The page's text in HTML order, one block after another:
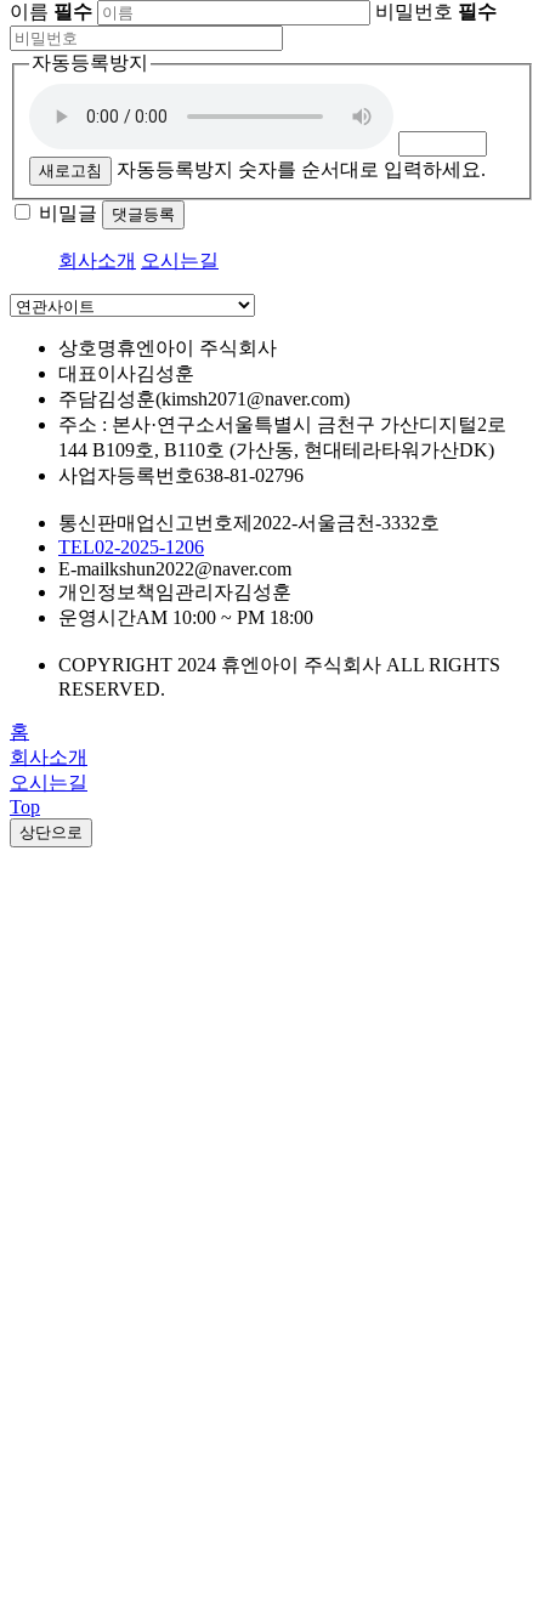
이름 필수 비밀번호 필수
자동등록방지
새로고침 자동등록방지 숫자를 순서대로 입력하세요.
비밀글 댓글등록
회사소개 오시는길
상호명휴엔아이 주식회사
대표이사김성훈
주담김성훈(kimsh2071@naver.com)
주소 : 본사·연구소서울특별시 금천구 가산디지털2로
144 B109호, B110호 (가산동, 현대테라타워가산DK)
사업자등록번호638-81-02796
통신판매업신고번호제2022-서울금천-3332호
TEL02-2025-1206
E-mailkshun2022@naver.com
개인정보책임관리자김성훈
운영시간AM 10:00 ~ PM 18:00
COPYRIGHT 2024 휴엔아이 주식회사 ALL RIGHTS
RESERVED.
홈
회사소개
오시는길
Top
상단으로